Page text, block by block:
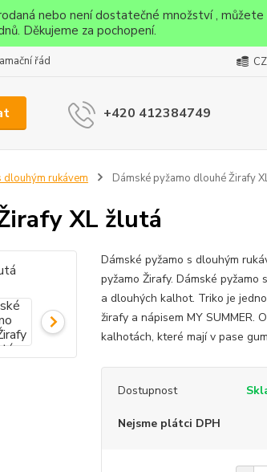
nebo není dostatečné množství ,
Děkujeme za pochopení.
řád
+420 412384749
dlouhým rukávem Dámské pyžamo dlouhé Žirafy
XL žlutá
Dámské pyžamo s dlouhým
pyžamo Žirafy. Dámské
a dlouhých kalhot. Triko je
žirafy a nápisem MY SUMMER.
kalhotách, které mají v pase
Dostupnost
Nejsme plátci DPH